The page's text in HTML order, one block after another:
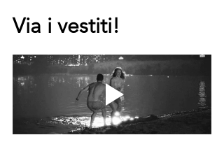
Via i vestiti!